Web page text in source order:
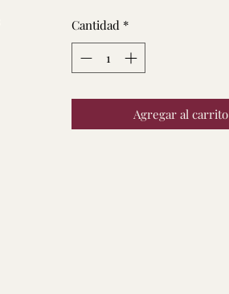
Cantidad *
Agregar al carrito